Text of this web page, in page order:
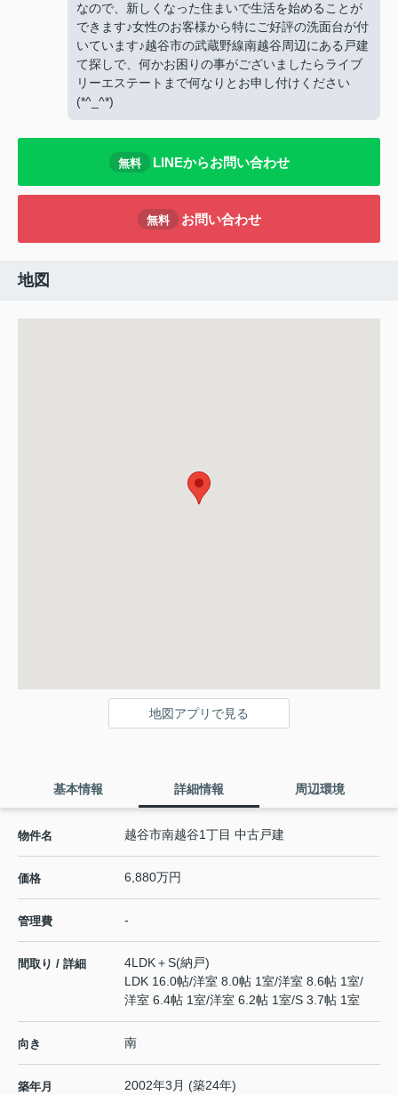
なので、新しくなった住まいで生活を始めることが
できます♪女性のお客様から特にご好評の洗面台が付
いています♪越谷市の武蔵野線南越谷周辺にある戸建
て探しで、何かお困りの事がございましたらライブ
リーエステートまで何なりとお申し付けください
(*^_^*)
無料 LINEからお問い合わせ
無料 お問い合わせ
地図
地図アプリで見る
基本情報 詳細情報 周辺環境
物件名 越谷市南越谷1丁目 中古戸建
価格 6,880万円
管理費 -
間取り / 詳細
4LDK＋S(納戸)
LDK 16.0帖/洋室 8.0帖 1室/洋室 8.6帖 1室/
洋室 6.4帖 1室/洋室 6.2帖 1室/S 3.7帖 1室
向き 南
築年月 2002年3月 (築24年)